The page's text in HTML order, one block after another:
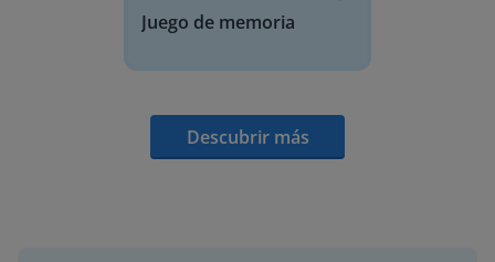
Juego de memoria
Descubrir más